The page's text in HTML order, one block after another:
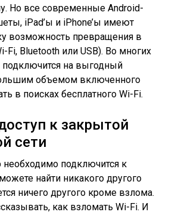
Но все современные Android-
iPad’ы и iPhone’ы имеют
возможность превращения в
Fi, Bluetooth или USB). Во многих
на выгодный
объемом включенного
в поисках бесплатного Wi-Fi.
к закрытой
сети
подключится к
найти никакого другого
ничего другого кроме взлома.
как взломать Wi-Fi. И